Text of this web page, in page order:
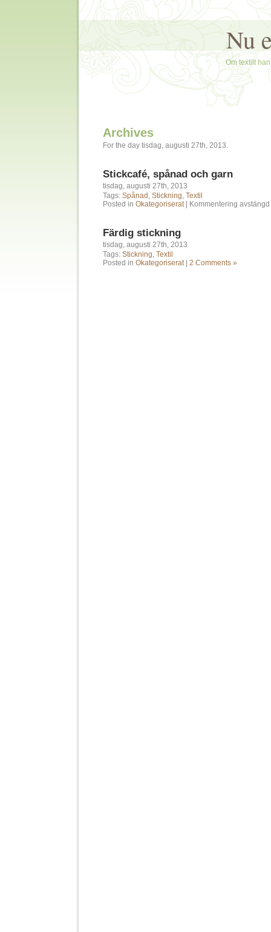
Nu
Om textilt
Archives
For the day tisdag, augusti 27th, 2013.
Stickcafé, spånad och garn
tisdag, augusti 27th, 2013
Tags: Spånad , Stickning, Textil
Posted in Okategoriserat| Kommentering avstängd
Färdig stickning
tisdag, augusti 27th, 2013
Tags: Stickning, Textil
Posted in Okategoriserat| 2 Comments »